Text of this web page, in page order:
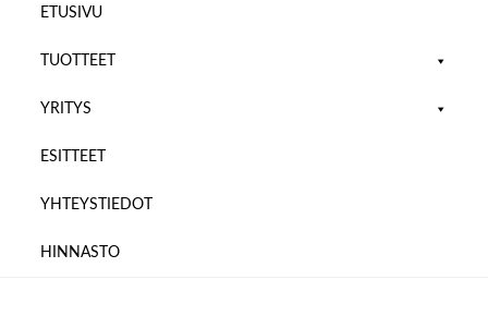
ETUSIVU
TUOTTEET
YRITYS
ESITTEET
YHTEYSTIEDOT
HINNASTO